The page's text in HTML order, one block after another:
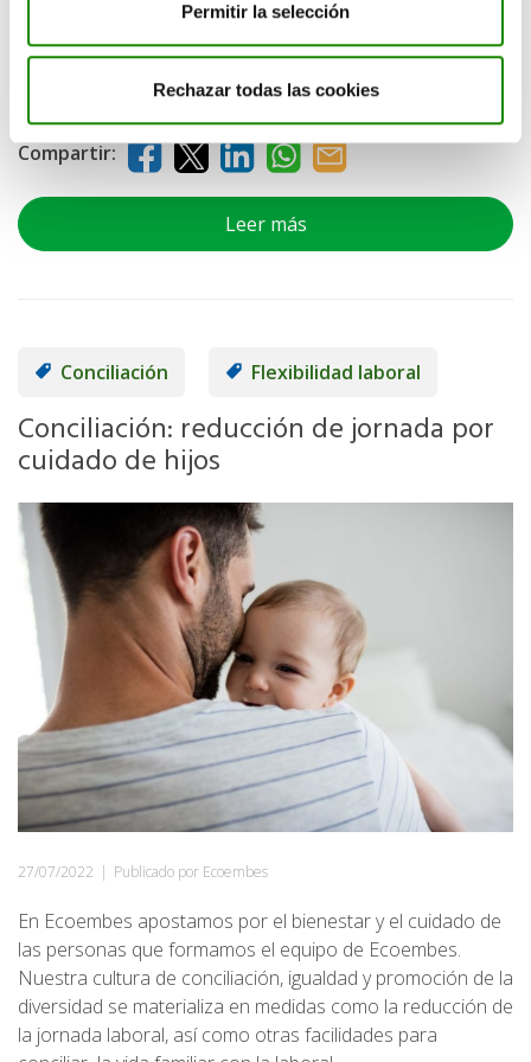
Permitir la selección
Rechazar todas las cookies
La pandemia de la Covid-19 ha supuesto un cambio radical
en esta concepción y son muchas las personas que llevan
Compartir:
Leer más
Conciliación Flexibilidad laboral
Conciliación: reducción de jornada por
cuidado de hijos
27/07/2022 | Publicado por Ecoembes
En Ecoembes apostamos por el bienestar y el cuidado de
las personas que formamos el equipo de Ecoembes.
Nuestra cultura de conciliación, igualdad y promoción de la
diversidad se materializa en medidas como la reducción de
la jornada laboral, así como otras facilidades para